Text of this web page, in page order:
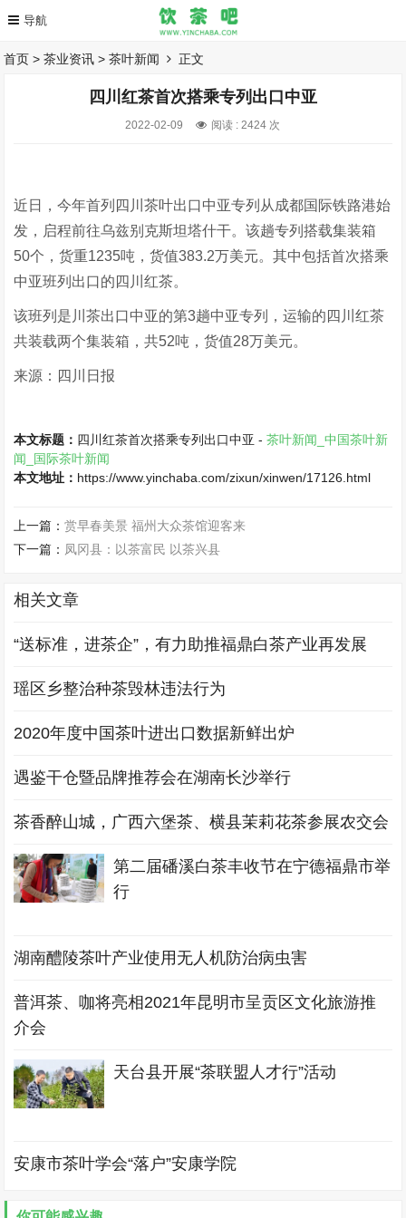
首页 >茶业资讯 >茶叶新闻 正文
四川红茶首次搭乘专列出口中亚
2022-02-09 阅读 :2424 次
近日，今年首列四川茶叶出口中亚专列从成都国际铁路港始
发，启程前往乌兹别克斯坦塔什干。该趟专列搭载集装箱
50个，货重1235吨，货值383.2万美元。其中包括首次搭乘
中亚班列出口的四川红茶。
该班列是川茶出口中亚的第3趟中亚专列，运输的四川红茶
共装载两个集装箱，共52吨，货值28万美元。
来源：四川日报
本文标题： 四川红茶首次搭乘专列出口中亚 -茶叶新闻_中国茶叶新
闻_国际茶叶新闻
本文地址： https://www.yinchaba.com/zixun/xinwen/17126.html
上一篇：赏早春美景 福州大众茶馆迎客来
下一篇： 凤冈县：以茶富民 以茶兴县
相关文章
“送标准，进茶企”，有力助推福鼎白茶产业再发展
瑶区乡整治种茶毁林违法行为
2020年度中国茶叶进出口数据新鲜出炉
遇鉴干仓暨品牌推荐会在湖南长沙举行
茶香醉山城，广西六堡茶、横县茉莉花茶参展农交会
第二届磻溪白茶丰收节在宁德福鼎市举
行
湖南醴陵茶叶产业使用无人机防治病虫害
普洱茶、咖将亮相2021年昆明市呈贡区文化旅游推
介会
天台县开展“茶联盟人才行”活动
安康市茶叶学会“落户”安康学院